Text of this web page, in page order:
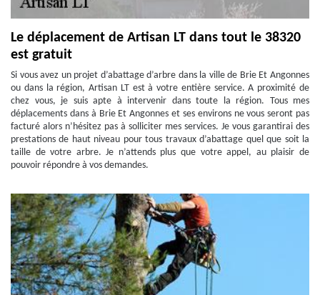
Le déplacement de Artisan LT dans tout le 38320
est gratuit
Si vous avez un projet d’abattage d’arbre dans la ville de Brie Et Angonnes
ou dans la région, Artisan LT est à votre entière service. A proximité de
chez vous, je suis apte à intervenir dans toute la région. Tous mes
déplacements dans à Brie Et Angonnes et ses environs ne vous seront pas
facturé alors n’hésitez pas à solliciter mes services. Je vous garantirai des
prestations de haut niveau pour tous travaux d’abattage quel que soit la
taille de votre arbre. Je n’attends plus que votre appel, au plaisir de
pouvoir répondre à vos demandes.